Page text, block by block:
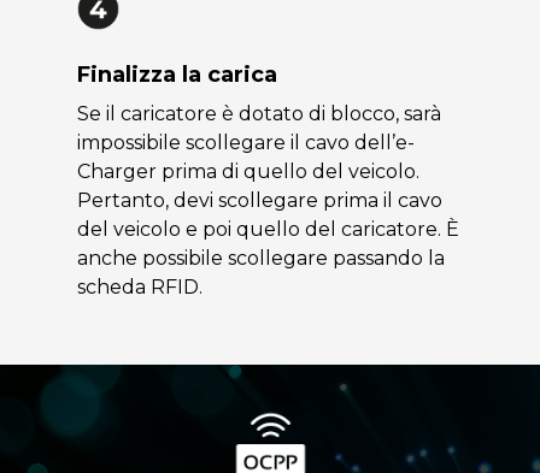
Finalizza la carica
Se il caricatore è dotato di blocco, sarà
impossibile scollegare il cavo dell’e-
Charger prima di quello del veicolo.
Pertanto, devi scollegare prima il cavo
del veicolo e poi quello del caricatore. È
anche possibile scollegare passando la
scheda RFID.